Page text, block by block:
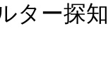
ー探知